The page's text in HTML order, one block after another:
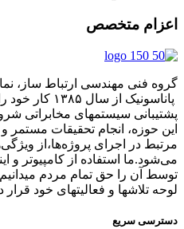
اعزام متخصص
گروه فنی مهندسی ارتباط ساز،
پاناسونیک از
پشتیبانی سیستمهای مخابراتی
این حوزه، انجام تحقیقات مستمر
مرتبط در اجرای پروژه‌ها،از
می‌شود.ما استفاده از کامپیوتر و
توسط آن را حق تمام مردم
لوحه تلاشها و فعالیتهای خود قرار
دسترسی سریع